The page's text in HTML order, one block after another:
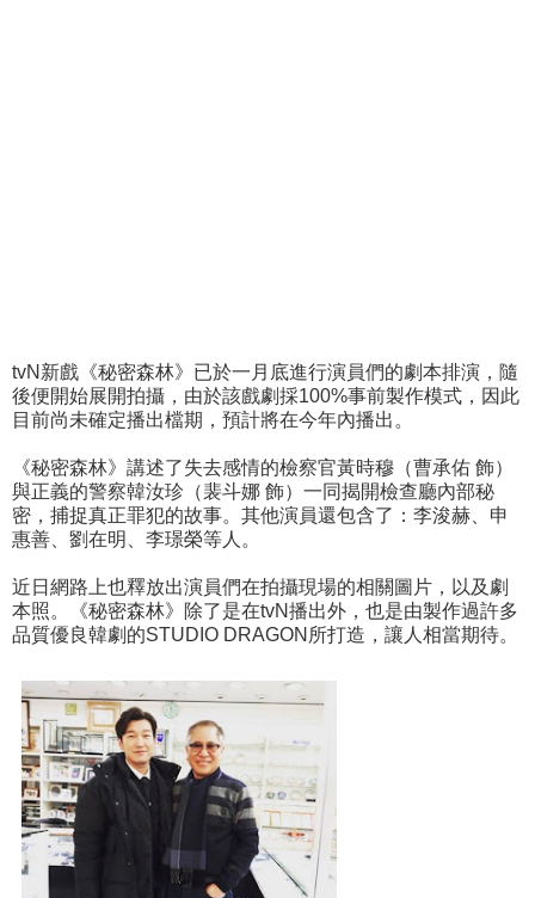
tvN新戲《秘密森林》已於一月底進行演員們的劇本排演，隨
後便開始展開拍攝，由於該戲劇採100%事前製作模式，因此
目前尚未確定播出檔期，預計將在今年內播出。
《秘密森林》講述了失去感情的檢察官黃時穆（曹承佑 飾）
與正義的警察韓汝珍（裴斗娜 飾）一同揭開檢查廳內部秘
密，捕捉真正罪犯的故事。其他演員還包含了：李浚赫、申
惠善、劉在明、李璟榮等人。
近日網路上也釋放出演員們在拍攝現場的相關圖片，以及劇
本照。《秘密森林》除了是在tvN播出外，也是由製作過許多
品質優良韓劇的STUDIO DRAGON所打造，讓人相當期待。